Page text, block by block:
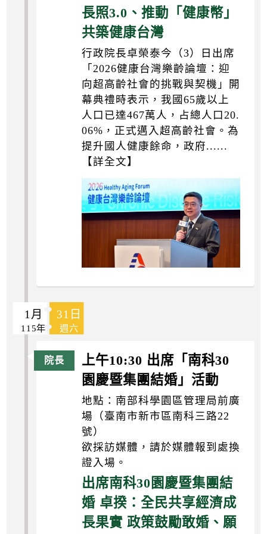
長照3.0、推動「健康幣」
共築健康台灣
行政院長卓榮泰今（3）日出席
「2026健康台灣樂齡論壇：迎
向超高齡社會的挑戰與契機」開
幕典禮時表示，我國65歲以上
人口已達467萬人，占總人口20.
06%，正式邁入超高齡社會。為
提升國人健康餘命，政府......
【詳全文】
1月 31日
115年 週六
上午10:30 出席「南科30
園慶暨集團結婚」活動
地點：南部科學園區管理局前廣
場（臺南市新市區南科三路22
號）
欲採訪媒體，請於媒體報到處換
證入場。
出席南科30園慶暨集團結
婚 卓揆：全民共享經濟成
長果實 政策鼓勵敢婚、願